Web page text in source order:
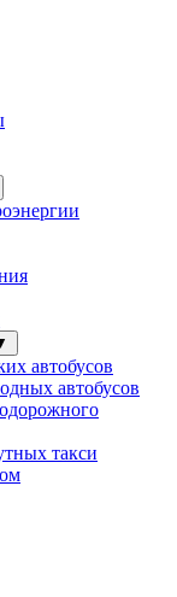
автобусов
автобусов
такси